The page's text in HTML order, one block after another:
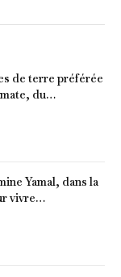
de terre préférée
du
Yamal, dans la
vivre